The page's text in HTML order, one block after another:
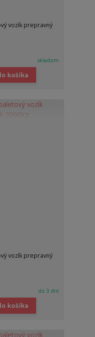
vozík prepravný
skladom
košíka
vozík prepravný
do 3 dní
košíka